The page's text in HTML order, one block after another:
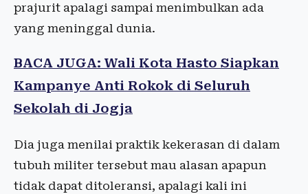
prajurit apalagi sampai menimbulkan ada
yang meninggal dunia.
BACA JUGA: Wali Kota Hasto Siapkan
Kampanye Anti Rokok di Seluruh
Sekolah di Jogja
Dia juga menilai praktik kekerasan di dalam
tubuh militer tersebut mau alasan apapun
tidak dapat ditoleransi, apalagi kali ini